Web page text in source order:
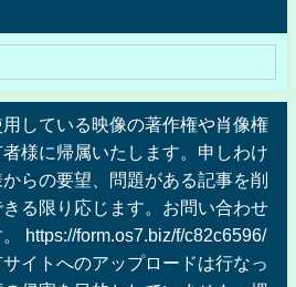
している映像の著作権や肖像権
様に帰属いたします。申しわけ
らの要望、問題がある記事を削
る限り応じます。お問い合わせ
https://form.os7.biz/f/c82c6596/
イトへのアップロードは行なっ